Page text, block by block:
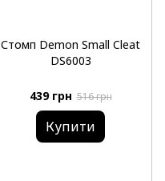
Стомп Demon Small Cleat
DS6003
439 грн 516 грн
Купити